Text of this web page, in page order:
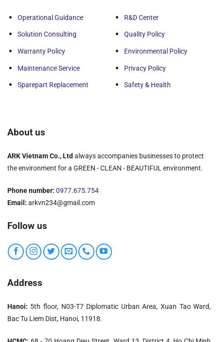
Operational Guidance
Solution Consulting
Warranty Policy
Maintenance Service
Sparepart Replacement
R&D Center
Quality Policy
Environmental Policy
Privacy Policy
Safety & Health
About us
ARK Vietnam Co., Ltd always accompanies businesses to protect
the environment for a GREEN - CLEAN - BEAUTIFUL environment.
Phone number: 0977.675.754
Email: arkvn234@gmail.com
Follow us
Address
Hanoi: 5th floor, N03-T7 Diplomatic Urban Area, Xuan Tao Ward,
Bac Tu Liem Dist, Hanoi, 11918.